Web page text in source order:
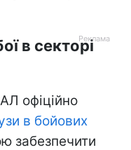
в секторі
офіційно
в бойових
забезпечити